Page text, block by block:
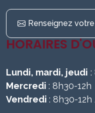
Renseignez
HORAIRES
Lundi, mardi, jeudi :
Mercredi : 8h30-12h
Vendredi : 8h30-